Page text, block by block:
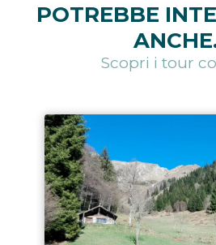
POTREBBE
Scopri i tour